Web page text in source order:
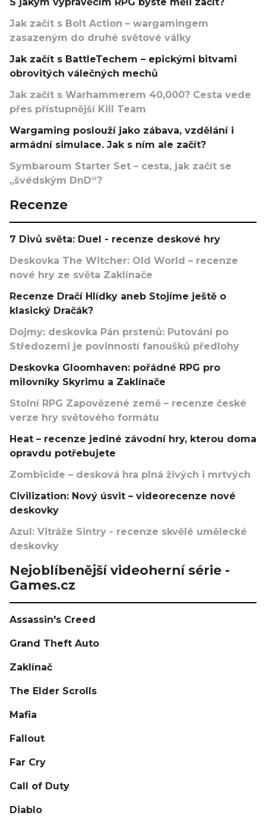
Jak začít s Bolt Action – wargamingem
zasazeným do druhé světové války
Jak začít s BattleTechem – epickými bitvami
obrovitých válečných mechů
Jak začít s Warhammerem 40,000? Cesta vede
přes přístupnější Kill Team
Wargaming poslouží jako zábava, vzdělání i
armádní simulace. Jak s ním ale začít?
Symbaroum Starter Set – cesta, jak začít se
„švédským DnD“?
Recenze
7 Divů světa: Duel - recenze deskové hry
Deskovka The Witcher: Old World – recenze
nové hry ze světa Zaklínače
Recenze Dračí Hlídky aneb Stojíme ještě o
klasický Dračák?
Dojmy: deskovka Pán prstenů: Putování po
Středozemi je povinností fanoušků předlohy
Deskovka Gloomhaven: pořádné RPG pro
milovníky Skyrimu a Zaklínače
Stolní RPG Zapovězené země – recenze české
verze hry světového formátu
Heat – recenze jediné závodní hry, kterou doma
opravdu potřebujete
Zombicide – desková hra plná živých i mrtvých
Civilization: Nový úsvit – videorecenze nové
deskovky
Azul: Vitráže Sintry - recenze skvělé umělecké
deskovky
Nejoblíbenější videoherní série -
Games.cz
Assassin's Creed
Grand Theft Auto
Zaklínač
The Elder Scrolls
Mafia
Fallout
Far Cry
Call of Duty
Diablo